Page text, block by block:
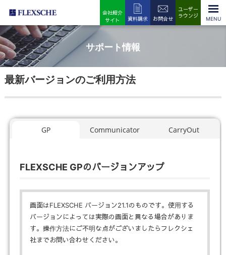
会社紹介
サイト
資料請求 お問合せ
ユーザー
ラウンジ
サポート情報
最新バージョンのご利用方法
GP Communicator CarryOut
FLEXSCHE GPのバージョンアップ
画面はFLEXSCHE バージョン21.1のものです。使用する
バージョンによっては実際の画面と異なる場合がありま
す。操作方法にご不明な点がございましたらフレクシェ
社までお問い合わせください。